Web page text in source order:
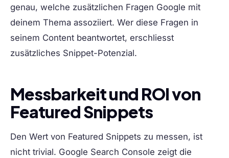
genau, welche zusätzlichen Fragen Google mit
deinem Thema assoziiert. Wer diese Fragen in
seinem Content beantwortet, erschliesst
zusätzliches Snippet-Potenzial.
Messbarkeit und ROI von
Featured Snippets
Den Wert von Featured Snippets zu messen, ist
nicht trivial. Google Search Console zeigt die